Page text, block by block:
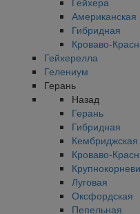
Американская
Гибридная
Кроваво-
Гейхерелла
Гелениум
Герань
Назад
Герань
Гибридная
Кембриджская
Кроваво-
Луговая
Оксфордская
Пепельная